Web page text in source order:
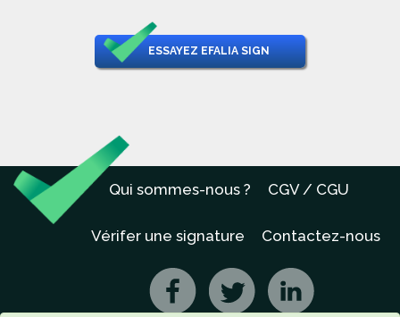
ESSAYEZ EFALIA SIGN
Qui sommes-nous ? CGV / CGU
Vérifer une signature Contactez-nous